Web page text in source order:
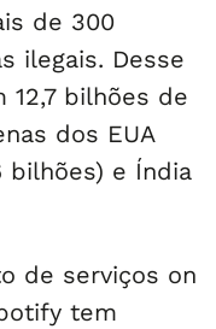
de 300
ilegais. Desse
bilhões de
dos EUA
bilhões) e Índia
de serviços on
tem